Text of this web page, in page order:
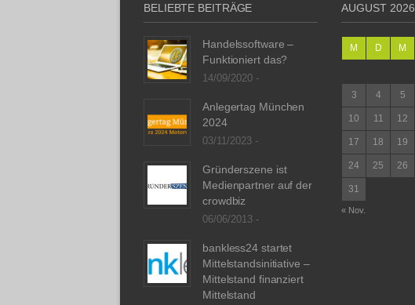
BELIEBTE BEITRÄGE
Handelssoftware –
Funktioniert das?
14/09/2020 -
Anlegertag München
2024
03/11/2023 -
Gründerszene ist
Medienpartner auf der
crowdbiz
06/06/2013 -
bankless24 startet
Mittelstandsinitiative –
Mittelstand finanziert
Mittelstand
AUGUST 2026
M D M
3 4 5
10 11 12
17 18 19
24 25 26
31
« Nov.